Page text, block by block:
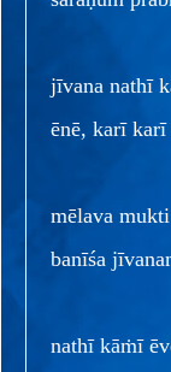
jīvana nathī
ēnē, karī karī
mēlava
banīśa
nathī kāṁī